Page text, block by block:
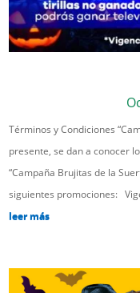
Términos y Condiciones
presente, se dan a conocer
“Campaña Brujitas de la
siguientes promociones:
leer más